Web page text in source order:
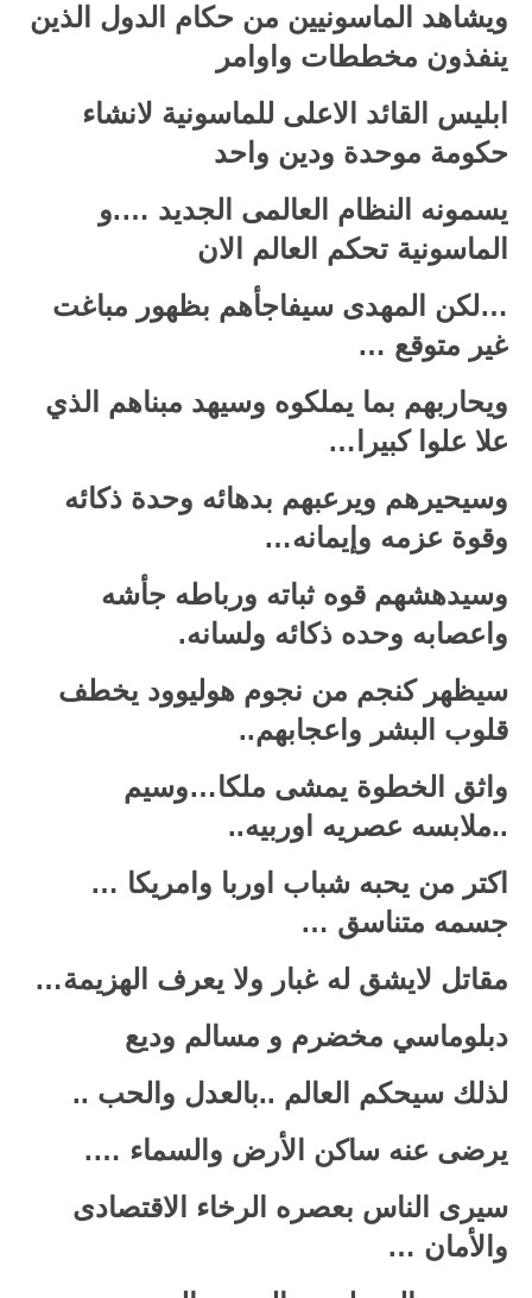
ويشاهد الماسونيين من حكام الدول الذين
ينفذون مخططات واوامر
ابليس القائد الاعلى للماسونية لانشاء
حكومة موحدة ودين واحد
يسمونه النظام العالمى الجديد ….و
الماسونية تحكم العالم الان
…لكن المهدى سيفاجأهم بظهور مباغت
غير متوقع …
ويحاربهم بما يملكوه وسيهد مبناهم الذي
علا علوا كبيرا…
وسيحيرهم ويرعبهم بدهائه وحدة ذكائه
وقوة عزمه وإيمانه…
وسيدهشهم قوه ثباته ورباطه جأشه
واعصابه وحده ذكائه ولسانه.
سيظهر كنجم من نجوم هوليوود يخطف
قلوب البشر واعجابهم..
واثق الخطوة يمشى ملكا…وسيم
..ملابسه عصريه اوربيه..
اكتر من يحبه شباب اوربا وامريكا …
جسمه متناسق …
مقاتل لايشق له غبار ولا يعرف الهزيمة…
دبلوماسي مخضرم و مسالم وديع
لذلك سيحكم العالم ..بالعدل والحب ..
يرضى عنه ساكن الأرض والسماء ….
سيرى الناس بعصره الرخاء الاقتصادى
والأمان …